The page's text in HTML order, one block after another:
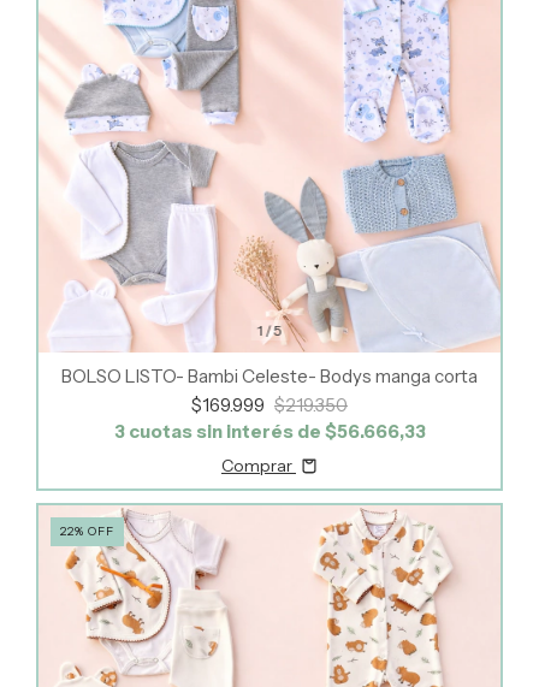
1 /5
BOLSO LISTO- Bambi Celeste- Bodys manga corta
$169.999 $219.350
3 cuotas sin interés de $56.666,33
Comprar
22% OFF